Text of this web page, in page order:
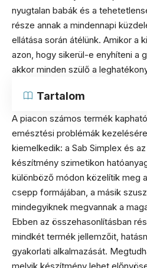
nyugtalan babák és a
része annak a mindennapi
ellátása során átélünk. Amikor a
azon, hogy sikerül-e enyhíteni a
akkor minden szülő a
Tartalom
A piacon számos termék
emésztési problémák
kiemelkedik: a Sab Simplex és
készítmény szimetikon
különböző módon közelítik meg
csepp formájában, a másik
mindegyiknek megvannak a
Ebben az összehasonlításban
mindkét termék jellemzőit,
gyakorlati alkalmazását.